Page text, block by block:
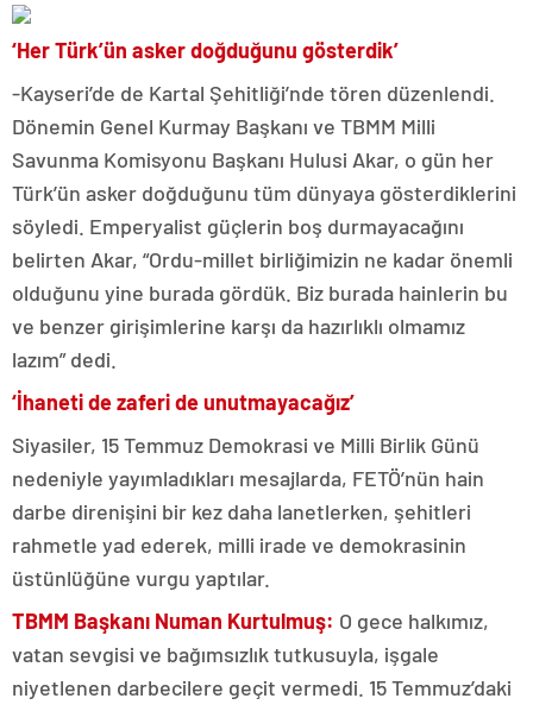
‘Her Türk’ün asker doğduğunu gösterdik’
-Kayseri’de de Kartal Şehitliği’nde tören düzenlendi.
Dönemin Genel Kurmay Başkanı ve TBMM Milli
Savunma Komisyonu Başkanı Hulusi Akar, o gün her
Türk’ün asker doğduğunu tüm dünyaya gösterdiklerini
söyledi. Emperyalist güçlerin boş durmayacağını
belirten Akar, “Ordu-millet birliğimizin ne kadar önemli
olduğunu yine burada gördük. Biz burada hainlerin bu
ve benzer girişimlerine karşı da hazırlıklı olmamız
lazım” dedi.
‘İhaneti de zaferi de unutmayacağız’
Siyasiler, 15 Temmuz Demokrasi ve Milli Birlik Günü
nedeniyle yayımladıkları mesajlarda, FETÖ’nün hain
darbe direnişini bir kez daha lanetlerken, şehitleri
rahmetle yad ederek, milli irade ve demokrasinin
üstünlüğüne vurgu yaptılar.
TBMM Başkanı Numan Kurtulmuş: O gece halkımız,
vatan sevgisi ve bağımsızlık tutkusuyla, işgale
niyetlenen darbecilere geçit vermedi. 15 Temmuz’daki